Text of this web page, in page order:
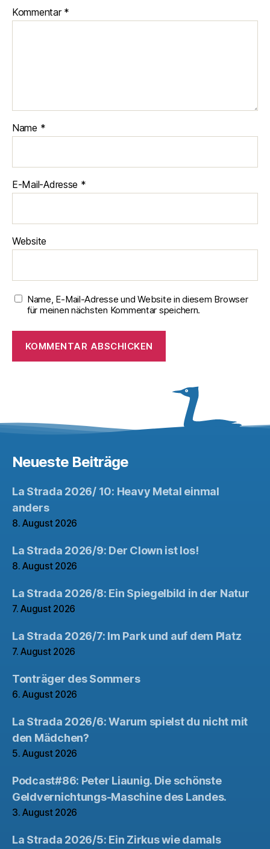
Kommentar *
Name *
E-Mail-Adresse *
Website
Name, E-Mail-Adresse und Website in diesem Browser
für meinen nächsten Kommentar speichern.
Neueste Beiträge
La Strada 2026/ 10: Heavy Metal einmal
anders
8. August 2026
La Strada 2026/9: Der Clown ist los!
8. August 2026
La Strada 2026/8: Ein Spiegelbild in der Natur
7. August 2026
La Strada 2026/7: Im Park und auf dem Platz
7. August 2026
Tonträger des Sommers
6. August 2026
La Strada 2026/6: Warum spielst du nicht mit
den Mädchen?
5. August 2026
Podcast#86: Peter Liaunig. Die schönste
Geldvernichtungs-Maschine des Landes.
3. August 2026
La Strada 2026/5: Ein Zirkus wie damals